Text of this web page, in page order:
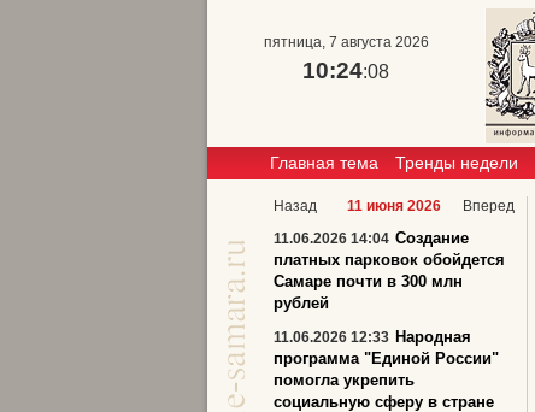
пятница, 7 августа 2026
10:24:09
Главная тема Тренды недели
Назад 11 июня 2026
Вперед
11.06.2026 14:04 Создание
платных парковок обойдется
Самаре почти в 300 млн
рублей
11.06.2026 12:33 Народная
программа "Единой России"
помогла укрепить
социальную сферу в стране